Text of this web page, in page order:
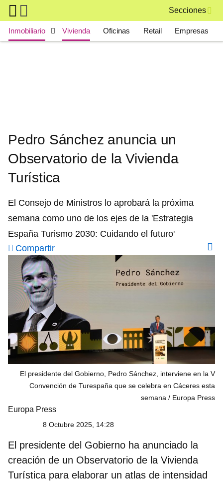
Skip to main content
Secciones
Main navigation
Inmobiliario Vivienda Oficinas Retail Empresas
Pedro Sánchez anuncia un
Observatorio de la Vivienda
Turística
El Consejo de Ministros lo aprobará la próxima
semana como uno de los ejes de la 'Estrategia
España Turismo 2030: Cuidando el futuro'
Compartir
El presidente del Gobierno, Pedro Sánchez, interviene en la V
Convención de Turespaña que se celebra en Cáceres esta
semana
Europa Press
Europa Press
8 Octubre 2025, 14:28
El presidente del Gobierno ha anunciado la
creación de un Observatorio de la Vivienda
Turística para elaborar un atlas de intensidad